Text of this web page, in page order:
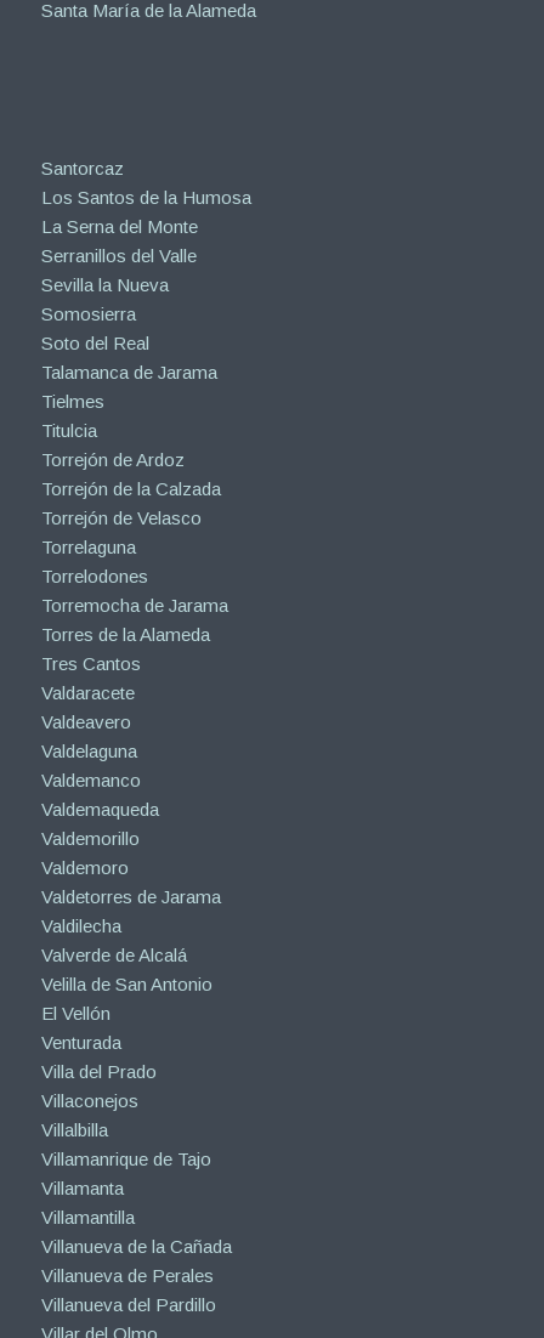
Santa María de la Alameda
Santorcaz
Los Santos de la Humosa
La Serna del Monte
Serranillos del Valle
Sevilla la Nueva
Somosierra
Soto del Real
Talamanca de Jarama
Tielmes
Titulcia
Torrejón de Ardoz
Torrejón de la Calzada
Torrejón de Velasco
Torrelaguna
Torrelodones
Torremocha de Jarama
Torres de la Alameda
Tres Cantos
Valdaracete
Valdeavero
Valdelaguna
Valdemanco
Valdemaqueda
Valdemorillo
Valdemoro
Valdetorres de Jarama
Valdilecha
Valverde de Alcalá
Velilla de San Antonio
El Vellón
Venturada
Villa del Prado
Villaconejos
Villalbilla
Villamanrique de Tajo
Villamanta
Villamantilla
Villanueva de la Cañada
Villanueva de Perales
Villanueva del Pardillo
Villar del Olmo